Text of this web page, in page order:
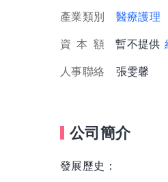
產業類別 醫療護理
資 本 額 暫不提供
人事聯絡 張雯馨
公司簡介
發展歷史：